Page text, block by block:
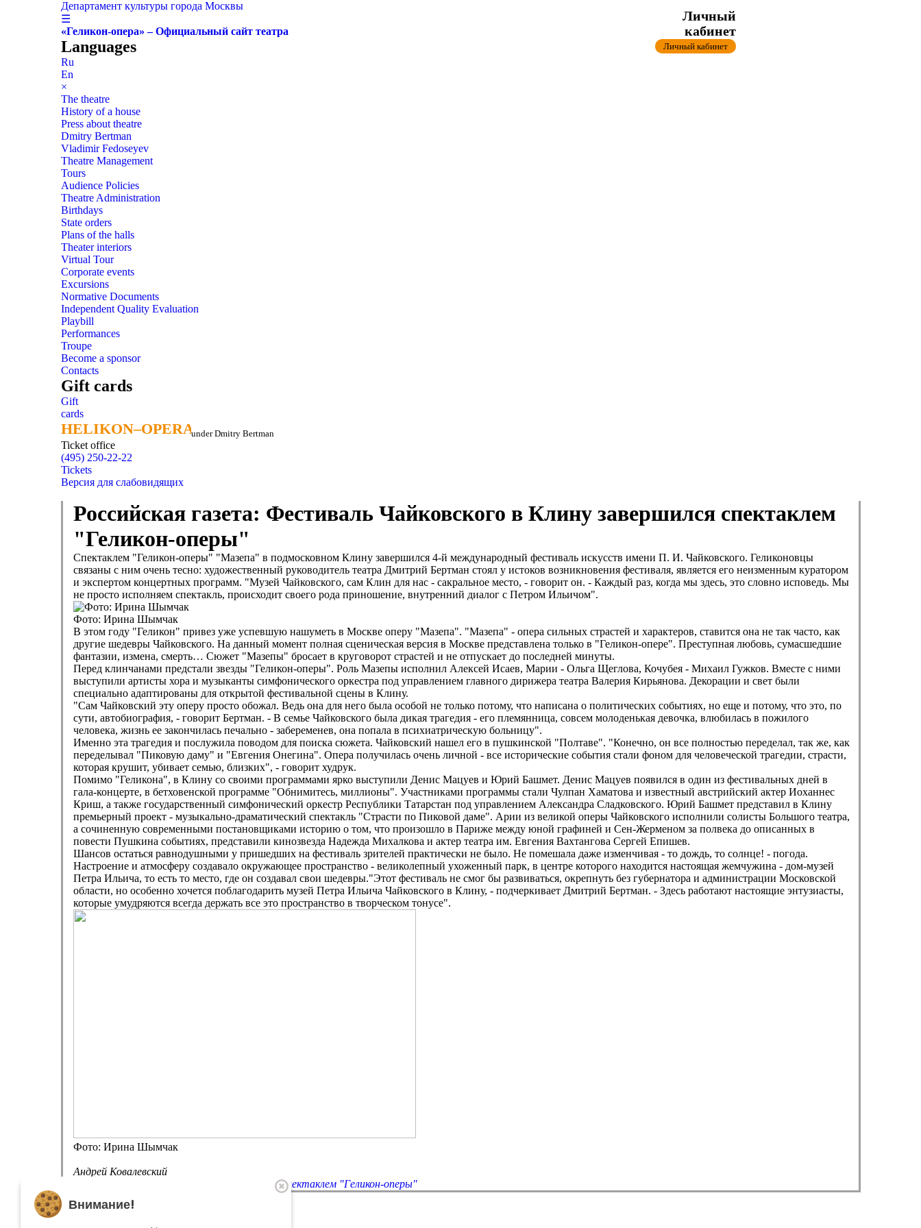
Департамент культуры города Москвы
☰
«Геликон-опера» – Официальный сайт театра
Languages
Ru
En
×
The theatre
History of a house
Press about theatre
Dmitry Bertman
Vladimir Fedoseyev
Theatre Management
Tours
Audience Policies
Theatre Administration
Birthdays
State orders
Plans of the halls
Theater interiors
Virtual Tour
Corporate events
Excursions
Normative Documents
Independent Quality Evaluation
Playbill
Performances
Troupe
Become a sponsor
Contacts
Gift cards
Gift
cards
HELIKON–OPERA
HELIKON–OPERAunder Dmitry Bertman
Ticket office
(495) 250-22-22
Личный
кабинет
Личный кабинет
Tickets
Версия для слабовидящих
Российская газета: Фестиваль Чайковского в Клину завершился спектаклем
"Геликон-оперы"
Спектаклем "Геликон-оперы" "Мазепа" в подмосковном Клину завершился 4-й международный фестиваль искусств имени П. И. Чайковского. Геликоновцы
связаны с ним очень тесно: художественный руководитель театра Дмитрий Бертман стоял у истоков возникновения фестиваля, является его неизменным куратором
и экспертом концертных программ. "Музей Чайковского, сам Клин для нас - сакральное место, - говорит он. - Каждый раз, когда мы здесь, это словно исповедь. Мы
не просто исполняем спектакль, происходит своего рода приношение, внутренний диалог с Петром Ильичом".
Фото: Ирина Шымчак
В этом году "Геликон" привез уже успевшую нашуметь в Москве оперу "Мазепа". "Мазепа" - опера сильных страстей и характеров, ставится она не так часто, как
другие шедевры Чайковского. На данный момент полная сценическая версия в Москве представлена только в "Геликон-опере". Преступная любовь, сумасшедшие
фантазии, измена, смерть… Сюжет "Мазепы" бросает в круговорот страстей и не отпускает до последней минуты.
Перед клинчанами предстали звезды "Геликон-оперы". Роль Мазепы исполнил Алексей Исаев, Марии - Ольга Щеглова, Кочубея - Михаил Гужков. Вместе с ними
выступили артисты хора и музыканты симфонического оркестра под управлением главного дирижера театра Валерия Кирьянова. Декорации и свет были
специально адаптированы для открытой фестивальной сцены в Клину.
"Сам Чайковский эту оперу просто обожал. Ведь она для него была особой не только потому, что написана о политических событиях, но еще и потому, что это, по
сути, автобиография, - говорит Бертман. - В семье Чайковского была дикая трагедия - его племянница, совсем молоденькая девочка, влюбилась в пожилого
человека, жизнь ее закончилась печально - забеременев, она попала в психиатрическую больницу".
Именно эта трагедия и послужила поводом для поиска сюжета. Чайковский нашел его в пушкинской "Полтаве". "Конечно, он все полностью переделал, так же, как
переделывал "Пиковую даму" и "Евгения Онегина". Опера получилась очень личной - все исторические события стали фоном для человеческой трагедии, страсти,
которая крушит, убивает семью, близких", - говорит худрук.
Помимо "Геликона", в Клину со своими программами ярко выступили Денис Мацуев и Юрий Башмет. Денис Мацуев появился в один из фестивальных дней в
гала-концерте, в бетховенской программе "Обнимитесь, миллионы". Участниками программы стали Чулпан Хаматова и известный австрийский актер Иоханнес
Криш, а также государственный симфонический оркестр Республики Татарстан под управлением Александра Сладковского. Юрий Башмет представил в Клину
премьерный проект - музыкально-драматический спектакль "Страсти по Пиковой даме". Арии из великой оперы Чайковского исполнили солисты Большого театра,
а сочиненную современными постановщиками историю о том, что произошло в Париже между юной графиней и Сен-Жерменом за полвека до описанных в
повести Пушкина событиях, представили кинозвезда Надежда Михалкова и актер театра им. Евгения Вахтангова Сергей Епишев.
Шансов остаться равнодушными у пришедших на фестиваль зрителей практически не было. Не помешала даже изменчивая - то дождь, то солнце! - погода.
Настроение и атмосферу создавало окружающее пространство - великолепный ухоженный парк, в центре которого находится настоящая жемчужина - дом-музей
Петра Ильича, то есть то место, где он создавал свои шедевры."Этот фестиваль не смог бы развиваться, окрепнуть без губернатора и администрации Московской
области, но особенно хочется поблагодарить музей Петра Ильича Чайковского в Клину, - подчеркивает Дмитрий Бертман. - Здесь работают настоящие энтузиасты,
которые умудряются всегда держать все это пространство в творческом тонусе".
Фото: Ирина Шымчак
Андрей Ковалевский
Фестиваль Чайковского в Клину завершился спектаклем "Геликон-оперы"
The theatre
Playbill
Внимание!